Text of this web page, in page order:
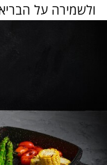
ולשמירה על